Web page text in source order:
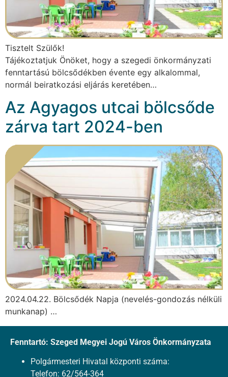
Tisztelt Szülők!
Tájékoztatjuk Önöket, hogy a szegedi önkormányzati
fenntartású bölcsődékben évente egy alkalommal,
normál beiratkozási eljárás keretében…
Az Agyagos utcai bölcsőde
zárva tart 2024-ben
2024.04.22. Bölcsődék Napja (nevelés-gondozás nélküli
munkanap) …
Fenntartó: Szeged Megyei Jogú Város Önkormányzata
Polgármesteri Hivatal központi száma:
Telefon: 62/564-364